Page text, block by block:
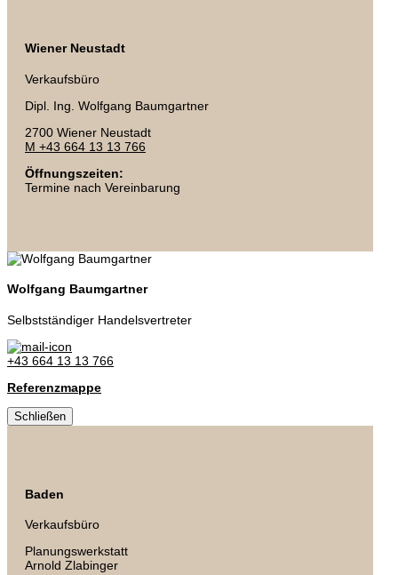
Wiener Neustadt
Verkaufsbüro
Dipl. Ing. Wolfgang Baumgartner
2700 Wiener Neustadt
M +43 664 13 13 766
Öffnungszeiten:
Termine nach Vereinbarung
Wolfgang Baumgartner
Selbstständiger Handelsvertreter
+43 664 13 13 766
Referenzmappe
Schließen
Baden
Verkaufsbüro
Planungswerkstatt
Arnold Zlabinger